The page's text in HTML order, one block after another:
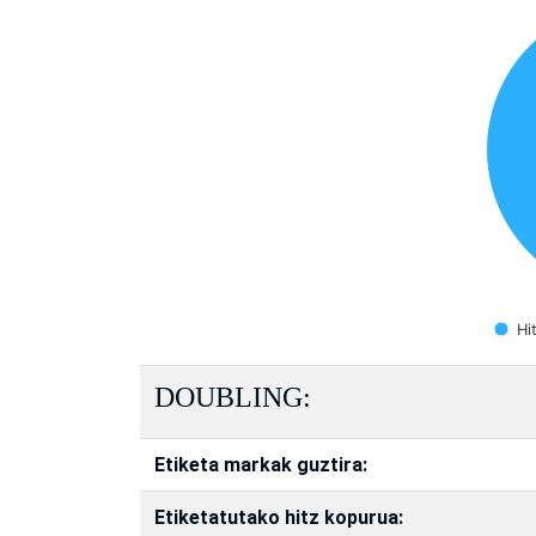
DOUBLING:
Etiketa markak guztira:
Etiketatutako hitz kopurua: